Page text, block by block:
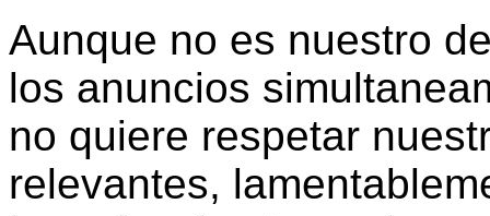
Aunque no es nuestro
los anuncios
no quiere respetar
relevantes,